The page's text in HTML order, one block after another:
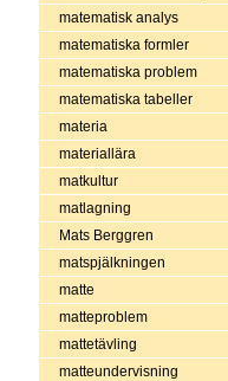
matematisk analys
matematiska formler
matematiska problem
matematiska tabeller
materia
materiallära
matkultur
matlagning
Mats Berggren
matspjälkningen
matte
matteproblem
mattetävling
matteundervisning